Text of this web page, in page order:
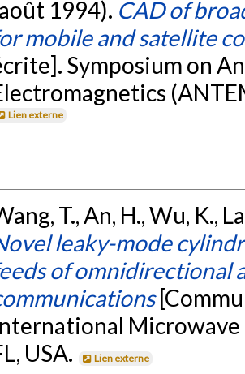
1994). CAD of
mobile and satellite
Symposium on
Lien externe
T., An, H., Wu, K.,
leaky-mode
of omnidirectional
Microwave
USA.
Lien externe